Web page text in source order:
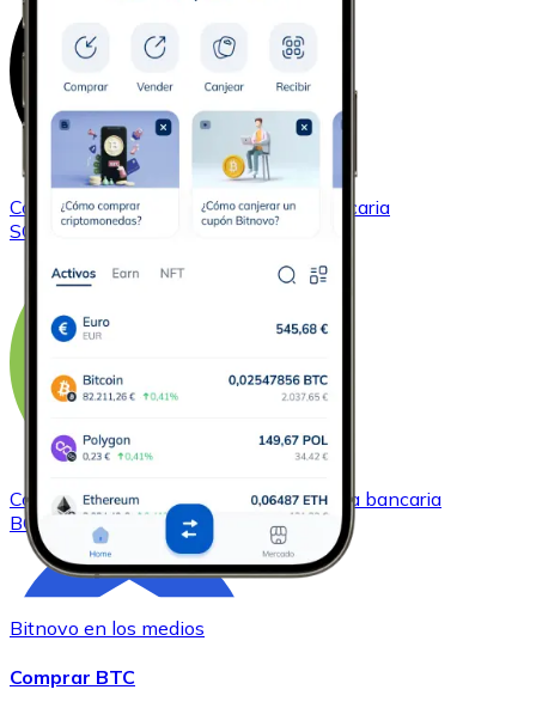
ComprarSolana
con transferencia bancaria
SOL
ComprarBitcoin Cashcon transferencia bancaria
BCH
Bitnovo en los medios
Comprar BTC